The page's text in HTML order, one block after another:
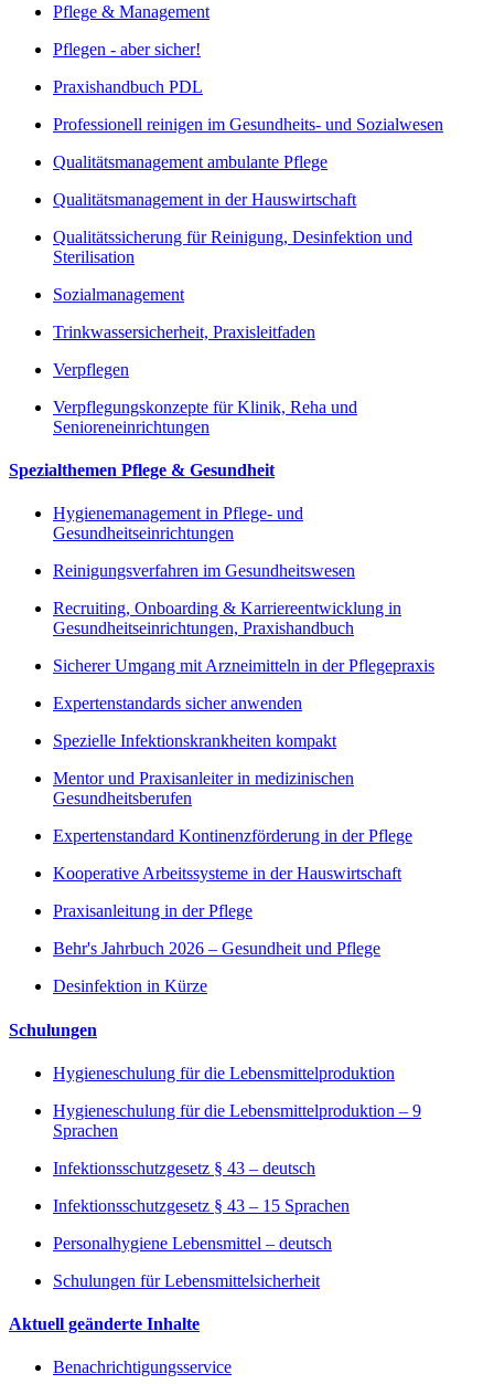
Pflege & Management
Pflegen - aber sicher!
Praxishandbuch PDL
Professionell reinigen im Gesundheits- und Sozialwesen
Qualitätsmanagement ambulante Pflege
Qualitätsmanagement in der Hauswirtschaft
Qualitätssicherung für Reinigung, Desinfektion und
Sterilisation
Sozialmanagement
Trinkwassersicherheit, Praxisleitfaden
Verpflegen
Verpflegungskonzepte für Klinik, Reha und
Senioreneinrichtungen
Spezialthemen Pflege & Gesundheit
Hygienemanagement in Pflege- und
Gesundheitseinrichtungen
Reinigungsverfahren im Gesundheitswesen
Recruiting, Onboarding & Karriereentwicklung in
Gesundheitseinrichtungen, Praxishandbuch
Sicherer Umgang mit Arzneimitteln in der Pflegepraxis
Expertenstandards sicher anwenden
Spezielle Infektionskrankheiten kompakt
Mentor und Praxisanleiter in medizinischen
Gesundheitsberufen
Expertenstandard Kontinenzförderung in der Pflege
Kooperative Arbeitssysteme in der Hauswirtschaft
Praxisanleitung in der Pflege
Behr's Jahrbuch 2026 – Gesundheit und Pflege
Desinfektion in Kürze
Schulungen
Hygieneschulung für die Lebensmittelproduktion
Hygieneschulung für die Lebensmittelproduktion – 9
Sprachen
Infektionsschutzgesetz § 43 – deutsch
Infektionsschutzgesetz § 43 – 15 Sprachen
Personalhygiene Lebensmittel – deutsch
Schulungen für Lebensmittelsicherheit
Aktuell geänderte Inhalte
Benachrichtigungsservice